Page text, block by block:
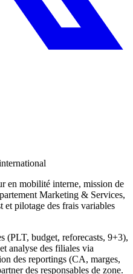
en mobilité interne, mission de
Marketing & Services,
pilotage des frais variables
(PLT, budget, reforecasts, 9+3),
analyse des filiales via
des reportings (CA, marges,
des responsables de zone.